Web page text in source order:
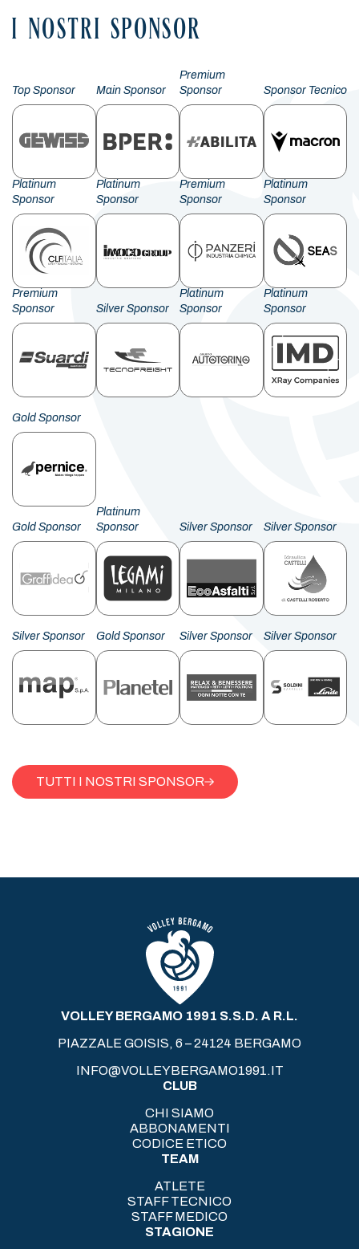
I NOSTRI SPONSOR
Top Sponsor Main Sponsor
Premium
Sponsor
Sponsor Tecnico
Platinum
Sponsor
Platinum
Sponsor
Premium
Sponsor
Platinum
Sponsor
Premium
Sponsor
Silver Sponsor
Platinum
Sponsor
Platinum
Sponsor
Gold Sponsor
Gold Sponsor
Platinum
Sponsor
Silver Sponsor Silver Sponsor
Silver Sponsor Gold Sponsor Silver Sponsor Silver Sponsor
TUTTI I NOSTRI SPONSOR
VOLLEY BERGAMO 1991 S.S.D. A R.L.
PIAZZALE GOISIS, 6 – 24124 BERGAMO
INFO@VOLLEYBERGAMO1991.IT
CLUB
CHI SIAMO
ABBONAMENTI
CODICE ETICO
TEAM
ATLETE
STAFF TECNICO
STAFF MEDICO
STAGIONE